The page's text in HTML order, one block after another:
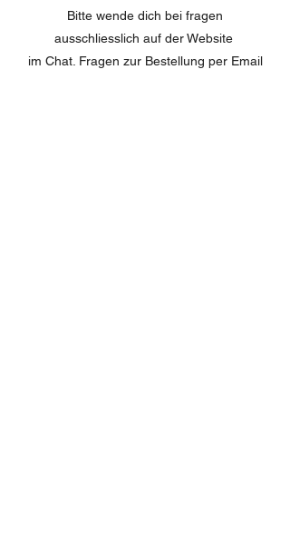
Bitte wende dich bei fragen
ausschliesslich auf der Website
im Chat. Fragen zur Bestellung per Email